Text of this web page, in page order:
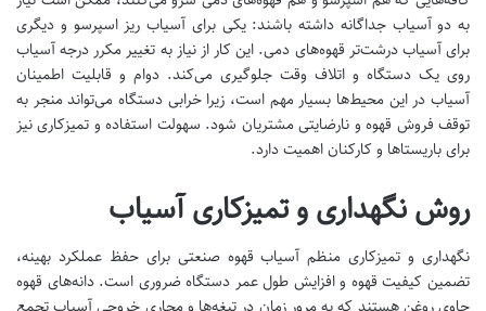
به دو آسیاب جداگانه داشته باشند: یکی برای آسیاب ریز اسپرسو و دیگری
برای آسیاب درشت‌تر قهوه‌های دمی. این کار از نیاز به تغییر مکرر درجه آسیاب
روی یک دستگاه و اتلاف وقت جلوگیری می‌کند. دوام و قابلیت اطمینان
آسیاب در این محیط‌ها بسیار مهم است، زیرا خرابی دستگاه می‌تواند منجر به
توقف فروش قهوه و نارضایتی مشتریان شود. سهولت استفاده و تمیزکاری نیز
برای باریستاها و کارکنان اهمیت دارد.
روش نگهداری و تمیزکاری آسیاب
نگهداری و تمیزکاری منظم آسیاب قهوه صنعتی برای حفظ عملکرد بهینه،
تضمین کیفیت قهوه و افزایش طول عمر دستگاه ضروری است. دانه‌های قهوه
حاوی روغن هستند که به مرور زمان در تیغه‌ها و مجاری خروجی آسیاب تجمع